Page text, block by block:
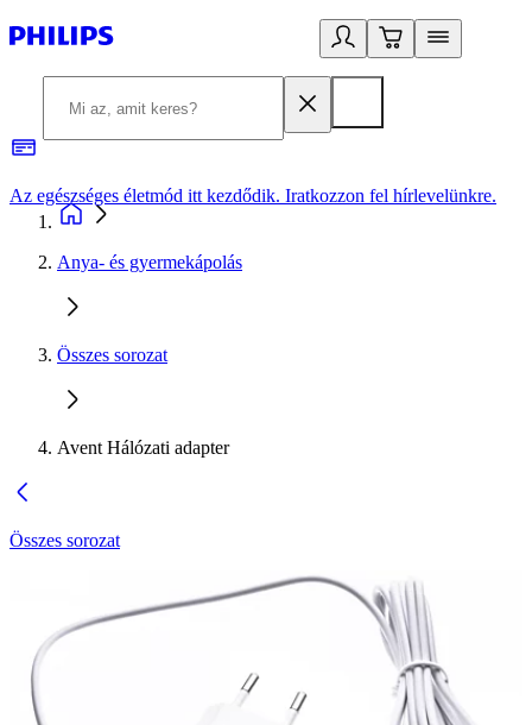
Az egészséges életmód itt kezdődik. Iratkozzon fel hírlevelünkre.
Anya- és gyermekápolás
Összes sorozat
Avent Hálózati adapter
Összes sorozat